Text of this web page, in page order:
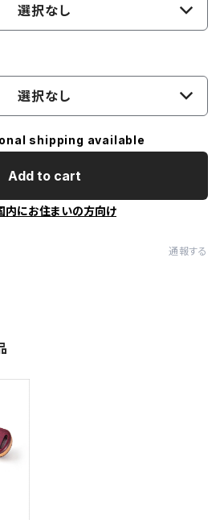
選択なし
選択なし
shipping available
Add to cart
内にお住まいの方向け
通報する